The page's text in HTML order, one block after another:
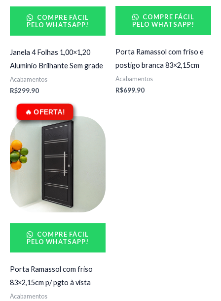
COMPRE FÁCIL
PELO WHATSAPP!
Janela 4 Folhas 1,00×1,20
Aluminio Brilhante Sem grade
Acabamentos
R$299.90
COMPRE FÁCIL
PELO WHATSAPP!
Porta Ramassol com friso e
postigo branca 83×2,15cm
Acabamentos
R$699.90
COMPRE FÁCIL
PELO WHATSAPP!
Porta Ramassol com friso
83×2,15cm p/ pgto à vista
Acabamentos
O
preço
original
era:
R$1.579.90.